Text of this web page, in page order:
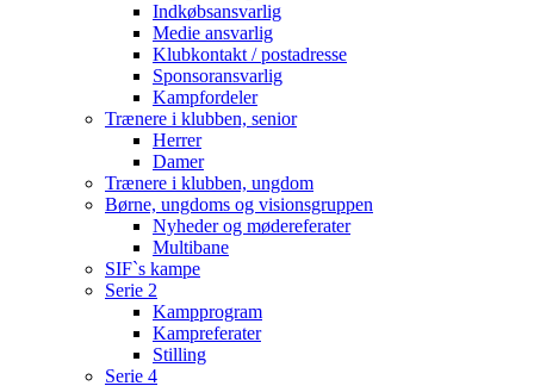
Indkøbsansvarlig
Medie ansvarlig
Klubkontakt / postadresse
Sponsoransvarlig
Kampfordeler
Trænere i klubben, senior
Herrer
Damer
Trænere i klubben, ungdom
Børne, ungdoms og visionsgruppen
Nyheder og mødereferater
Multibane
SIF`s kampe
Serie 2
Kampprogram
Kampreferater
Stilling
Serie 4